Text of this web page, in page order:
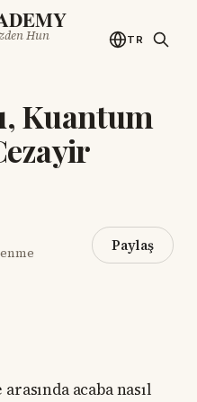
Hun TR
Kuantum
Paylaş
acaba nasıl